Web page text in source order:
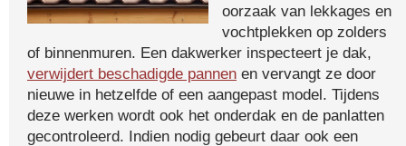
oorzaak van lekkages en
vochtplekken op zolders
of binnenmuren. Een dakwerker inspecteert je dak,
verwijdert beschadigde pannen en vervangt ze door
nieuwe in hetzelfde of een aangepast model. Tijdens
deze werken wordt ook het onderdak en de panlatten
gecontroleerd. Indien nodig gebeurt daar ook een